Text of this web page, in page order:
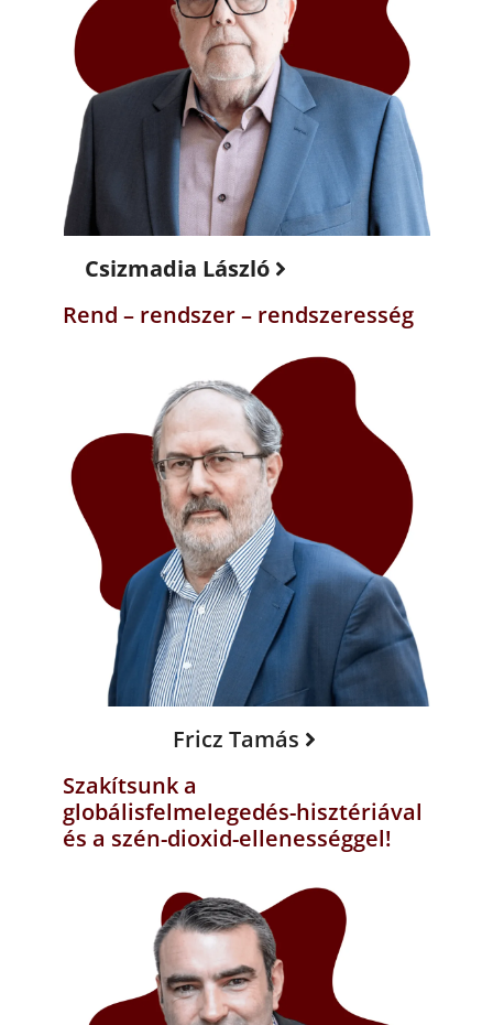
Csizmadia László
Rend – rendszer – rendszeresség
Fricz Tamás
Szakítsunk a
globálisfelmelegedés-hisztériával
és a szén-dioxid-ellenességgel!